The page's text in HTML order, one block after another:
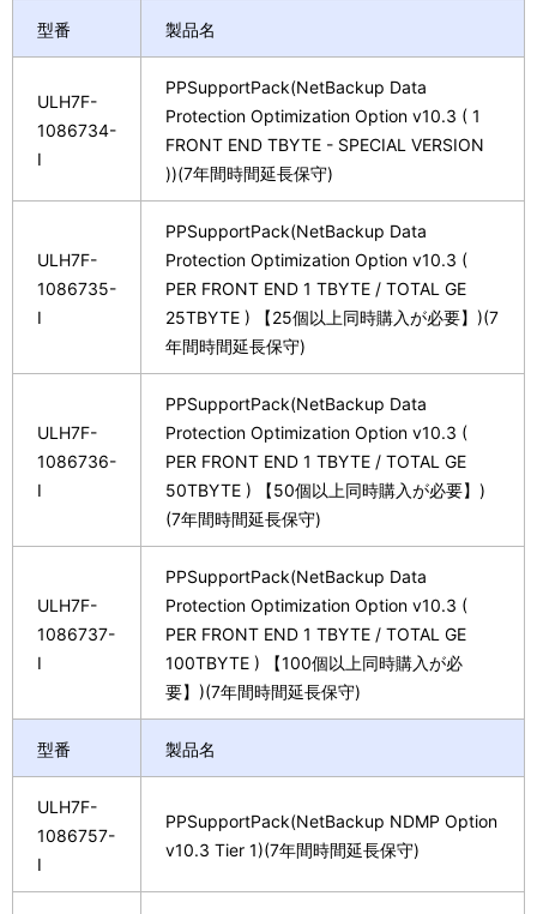
型番 製品名
ULH7F-
1086734-
I
PPSupportPack(NetBackup Data
Protection Optimization Option v10.3 ( 1
FRONT END TBYTE - SPECIAL VERSION
))(7年間時間延長保守)
ULH7F-
1086735-
I
PPSupportPack(NetBackup Data
Protection Optimization Option v10.3 (
PER FRONT END 1 TBYTE / TOTAL GE
25TBYTE ) 【25個以上同時購入が必要】)(7
年間時間延長保守)
ULH7F-
1086736-
I
PPSupportPack(NetBackup Data
Protection Optimization Option v10.3 (
PER FRONT END 1 TBYTE / TOTAL GE
50TBYTE ) 【50個以上同時購入が必要】)
(7年間時間延長保守)
ULH7F-
1086737-
I
PPSupportPack(NetBackup Data
Protection Optimization Option v10.3 (
PER FRONT END 1 TBYTE / TOTAL GE
100TBYTE ) 【100個以上同時購入が必
要】)(7年間時間延長保守)
型番 製品名
ULH7F-
1086757-
I
PPSupportPack(NetBackup NDMP Option
v10.3 Tier 1)(7年間時間延長保守)